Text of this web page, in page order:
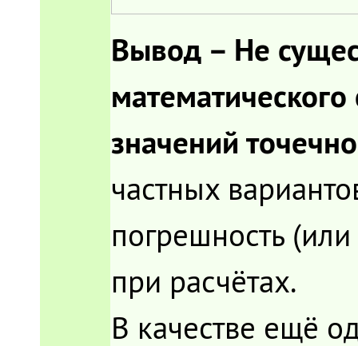
Вывод – Не
значений
частных
погрешность
при расчётах.
В качестве ещё